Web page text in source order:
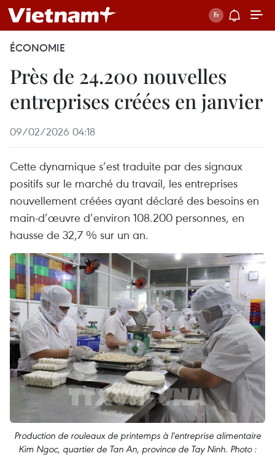
ÉCONOMIE
Près de 24.200 nouvelles
entreprises créées en janvier
09/02/2026 04:18
Cette dynamique s’est traduite par des signaux
positifs sur le marché du travail, les entreprises
nouvellement créées ayant déclaré des besoins en
main-d’œuvre d’environ 108.200 personnes, en
hausse de 32,7 % sur un an.
Production de rouleaux de printemps à l'entreprise alimentaire
Kim Ngoc, quartier de Tan An, province de Tay Ninh. Photo :